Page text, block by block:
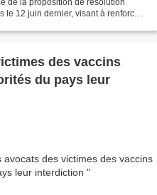
de la proposition de résolution
le 12 juin dernier, visant à renforcer
des vaccins
du pays leur